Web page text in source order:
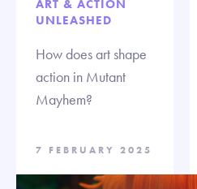
ART & ACTION
UNLEASHED
How does art shape
action in Mutant
Mayhem?
7 FEBRUARY 2025